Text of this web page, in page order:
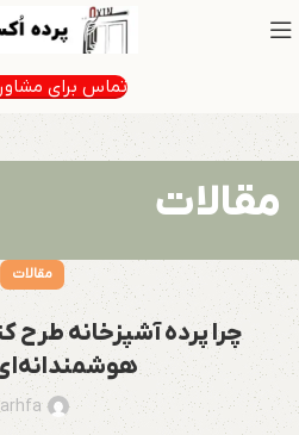
تماس برای
مقالات
مقالات
چرا پرده آشپزخانه طرح